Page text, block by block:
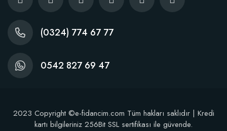
Dikim Sonrası Fidan Gelişim Gübresi (10 fidan İçin )
(0324) 774 67 77
0542 827 69 47
2023 Copyright ©e-fidancim.com Tüm hakları saklıdır | Kredi
kartı bilgileriniz 256Bit SSL sertifikası ile güvende.